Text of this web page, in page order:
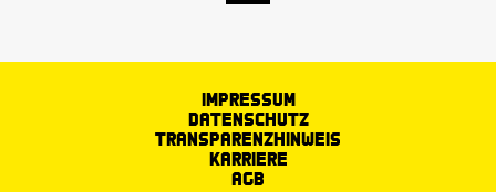
Impressum
Datenschutz
Transparenzhinweis
Karriere
AGB